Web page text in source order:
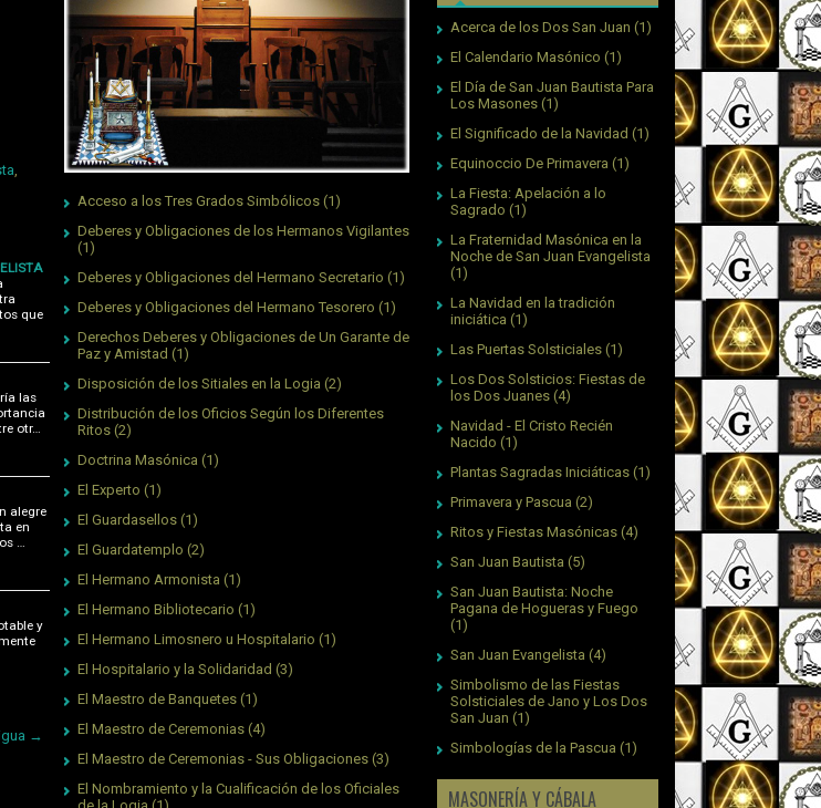
que
las
otr…
alegre
en
…
y
→
Acceso a los Tres Grados Simbólicos (1)
Deberes y Obligaciones de los Hermanos Vigilantes
(1)
Deberes y Obligaciones del Hermano Secretario (1)
Deberes y Obligaciones del Hermano Tesorero (1)
Derechos Deberes y Obligaciones de Un Garante de
Paz y Amistad (1)
Disposición de los Sitiales en la Logia (2)
Distribución de los Oficios Según los Diferentes
Ritos (2)
Doctrina Masónica (1)
El Experto (1)
El Guardasellos (1)
El Guardatemplo (2)
El Hermano Armonista (1)
El Hermano Bibliotecario (1)
El Hermano Limosnero u Hospitalario (1)
El Hospitalario y la Solidaridad (3)
El Maestro de Banquetes (1)
El Maestro de Ceremonias (4)
El Maestro de Ceremonias - Sus Obligaciones (3)
El Nombramiento y la Cualificación de los Oficiales
Acerca de los Dos San Juan (1)
El Calendario Masónico (1)
El Día de San Juan Bautista Para
Los Masones (1)
El Significado de la Navidad (1)
Equinoccio De Primavera (1)
La Fiesta: Apelación a lo
Sagrado (1)
La Fraternidad Masónica en la
Noche de San Juan Evangelista
(1)
La Navidad en la tradición
iniciática (1)
Las Puertas Solsticiales (1)
Los Dos Solsticios: Fiestas de
los Dos Juanes (4)
Navidad - El Cristo Recién
Nacido (1)
Plantas Sagradas Iniciáticas (1)
Primavera y Pascua (2)
Ritos y Fiestas Masónicas (4)
San Juan Bautista (5)
San Juan Bautista: Noche
Pagana de Hogueras y Fuego
(1)
San Juan Evangelista (4)
Simbolismo de las Fiestas
Solsticiales de Jano y Los Dos
San Juan (1)
Simbologías de la Pascua (1)
MASONERÍA Y CÁBALA